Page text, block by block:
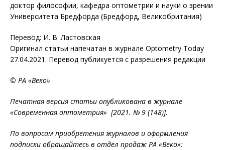
доктор философии, кафедра оптометрии и науки о зрении
Университета Бредфорда (Бредфорд, Великобритания)
Перевод: И. В. Ластовская
Оригинал статьи напечатан в журнале Optometry Today
27.04.2021. Перевод публикуется с разрешения редакции
© РА «Веко»
Печатная версия статьи опубликована в журнале
«Современная оптометрия» [2021. № 9 (148)].
По вопросам приобретения журналов и оформления
подписки обращайтесь в отдел продаж РА «Веко»: